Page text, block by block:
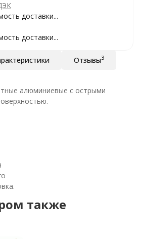
доставки...
доставки...
Отзывы3
алюминиевые с острыми
также